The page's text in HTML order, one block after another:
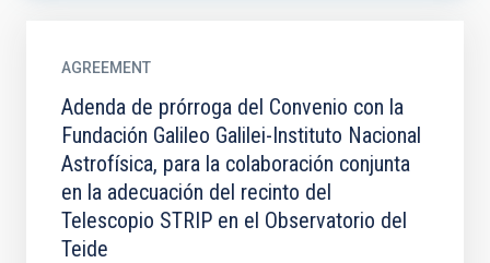
AGREEMENT
Adenda de prórroga del Convenio con la
Fundación Galileo Galilei-Instituto Nacional
Astrofísica, para la colaboración conjunta
en la adecuación del recinto del
Telescopio STRIP en el Observatorio del
Teide